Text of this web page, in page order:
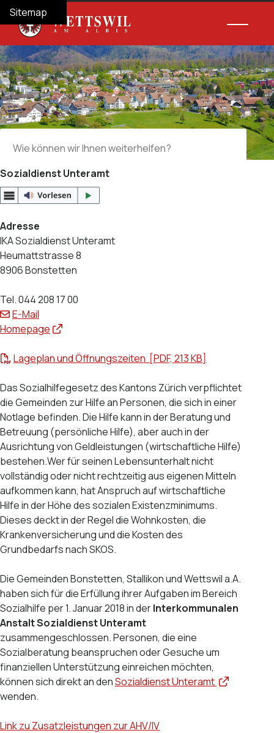
Navigieren in Wettswil am Albis
Schnellnavigation
Home
Navigation
Inhalt
Suche
Sitemap
Suche
Sozialdienst Unteramt
Adresse
IKA Sozialdienst Unteramt
Heumattstrasse 8
8906 Bonstetten
Tel. 044 208 17 00
E-Mail
Homepage
Lageplan und Öffnungszeiten [PDF, 213 KB]
Das Sozialhilfegesetz des Kantons Zürich verpflichtet
die Gemeinden zur Hilfe an Personen, die sich in einer
Notlage befinden. Die Hilfe kann in der Beratung und
Betreuung (persönliche Hilfe), aber auch in der
Ausrichtung von Geldleistungen (wirtschaftliche Hilfe)
bestehen.Wer für seinen Lebensunterhalt nicht
vollständig oder nicht rechtzeitig aus eigenen Mitteln
aufkommen kann, hat Anspruch auf wirtschaftliche
Hilfe in der Höhe des sozialen Existenzminimums.
Dieses deckt in der Regel die Wohnkosten, die
Krankenversicherung und die Kosten des
Grundbedarfs nach SKOS.
Die Gemeinden Bonstetten, Stallikon und Wettswil a.A.
haben sich für die Erfüllung ihrer Aufgaben im Bereich
Sozialhilfe per 1. Januar 2018 in derInterkommunalen
Anstalt Sozialdienst Unteramt
zusammengeschlossen. Personen, die eine
Sozialberatung beanspruchen oder Gesuche um
finanziellen Unterstützung einreichen möchten,
können sich direkt an denSozialdienst Unteramt
wenden.
Link zu Zusatzleistungen zur AHV/IV